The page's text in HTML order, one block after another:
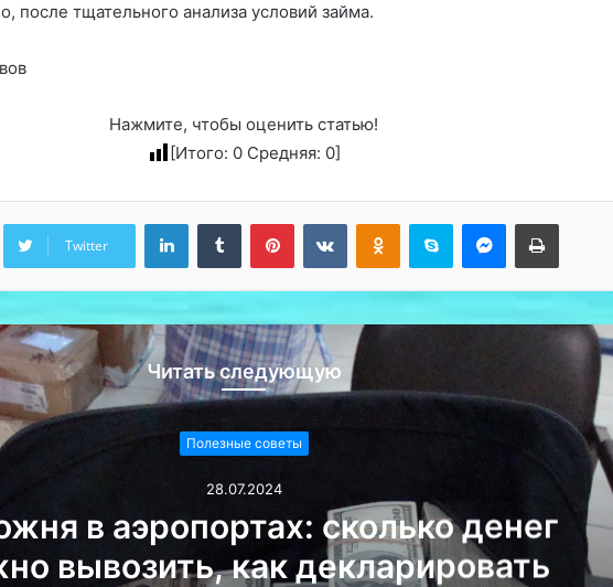
после тщательного анализа условий займа.
Нажмите, чтобы оценить статью!
[Итого: 0Средняя: 0]
Twitter
LinkedInTumblr PinterestВконтактеОдноклассники
Skype MessengerПечатать
Читать следующую
Полезные советы
26.07.2024
брать в ручную кладь чемодан
или рюкзак?